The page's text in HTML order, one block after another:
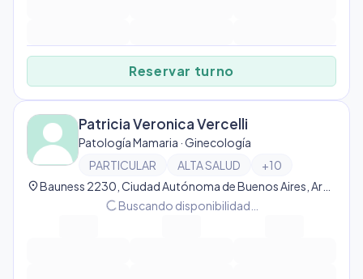
Reservar turno
Patricia Veronica Vercelli
Patología Mamaria · Ginecología
PARTICULAR
ALTA SALUD +10
location_on
progress_activityBuscando disponibilidad…